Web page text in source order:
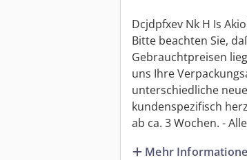
Dcjdpfxev Nk H Is
Bitte beachten Sie,
Gebrauchtpreisen
uns Ihre
unterschiedliche
kundenspezifisch
ab ca. 3 Wochen. -
Mehr